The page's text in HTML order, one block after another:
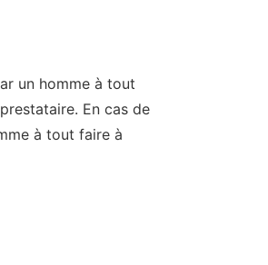
un homme à tout
En cas de
à tout faire à